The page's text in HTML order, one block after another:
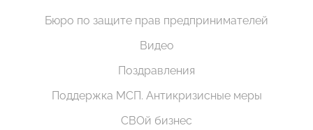
Бюро по защите прав предпринимателей
Видео
Поздравления
Поддержка МСП. Антикризисные меры
СВОй бизнес